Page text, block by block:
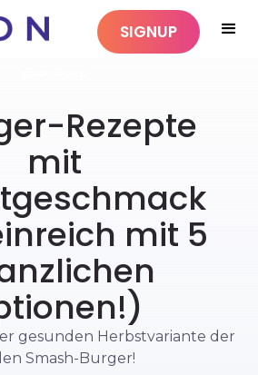
SIGNUP
Rezepte
mit
mit 5
gesunden Herbstvariante der
Smash-Burger!